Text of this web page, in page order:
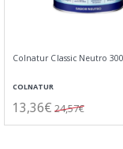
Colnatur Classic Neutro
COLNATUR
13,36€ 24,57€